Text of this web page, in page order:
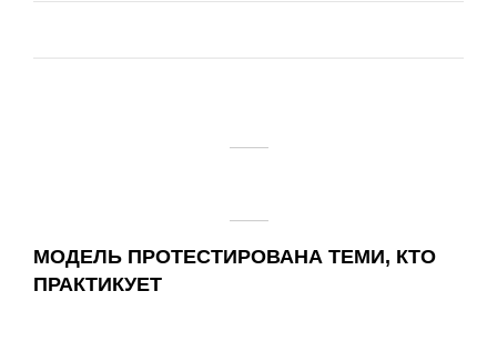
МОДЕЛЬ ПРОТЕСТИРОВАНА ТЕМИ, КТО
ПРАКТИКУЕТ